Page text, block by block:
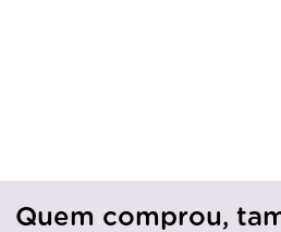
Quem comprou,